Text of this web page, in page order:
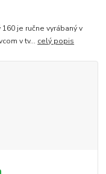
je ručne vyrábaný v
v tv... celý popis